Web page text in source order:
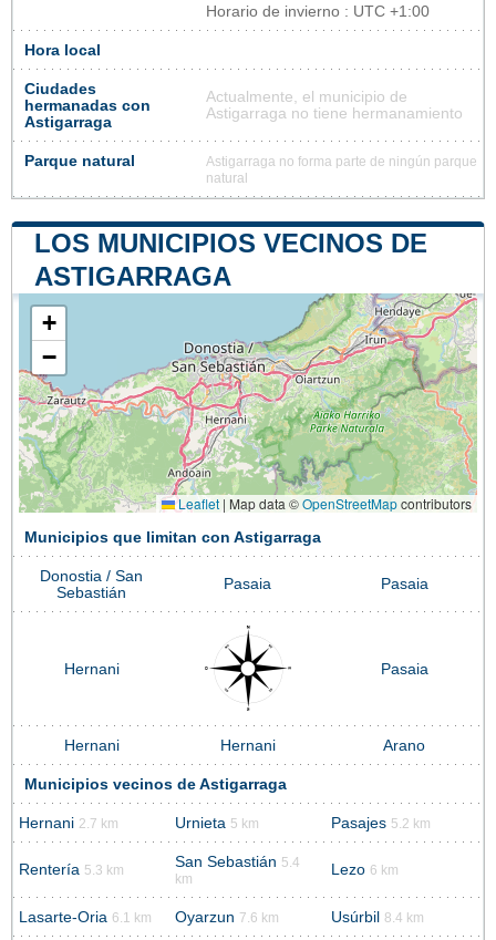
Horario de invierno : UTC +1:00
Hora local
Ciudades
hermanadas con
Astigarraga
Actualmente, el municipio de
Astigarraga no tiene hermanamiento
Parque natural
Astigarraga no forma parte de ningún parque
natural
LOS MUNICIPIOS VECINOS DE
ASTIGARRAGA
+
−
Leaflet | Map data ©OpenStreetMapcontributors
Municipios que limitan con Astigarraga
Donostia / San
Sebastián
Pasaia Pasaia
Hernani Pasaia
Hernani Hernani Arano
Municipios vecinos de Astigarraga
Hernani 2.7 km Urnieta 5 km Pasajes 5.2 km
Rentería 5.3 km San Sebastián 5.4
km
Lezo 6 km
Lasarte-Oria 6.1 km Oyarzun 7.6 km Usúrbil 8.4 km